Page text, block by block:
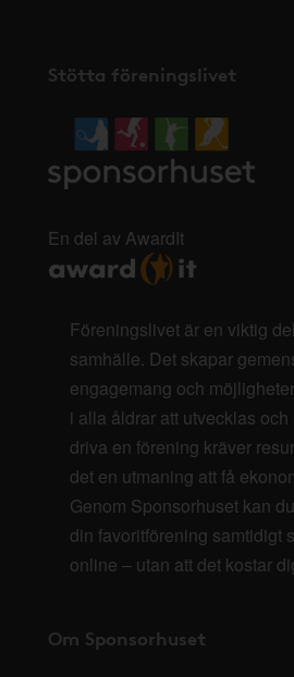
Stötta föreningslivet
En del av AwardIt
Föreningslivet är en viktig
samhälle. Det skapar
engagemang och
i alla åldrar att utvecklas
driva en förening kräver
det en utmaning att få
Genom Sponsorhuset kan
din favoritförening samtidigt
online – utan att det kostar
Om Sponsorhuset